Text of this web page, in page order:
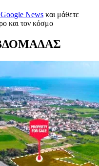
News και μάθετε
και τον κόσμο